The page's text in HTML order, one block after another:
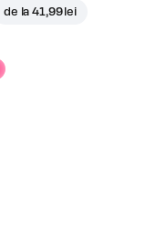
de la41,99 lei